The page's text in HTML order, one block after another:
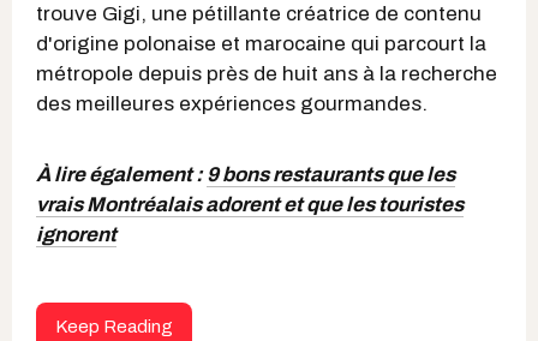
trouve Gigi, une pétillante créatrice de contenu
d'origine polonaise et marocaine qui parcourt la
métropole depuis près de huit ans à la recherche
des meilleures expériences gourmandes.
À lire également :9 bons restaurants que les
vrais Montréalais adorent et que les touristes
ignorent
Keep Reading